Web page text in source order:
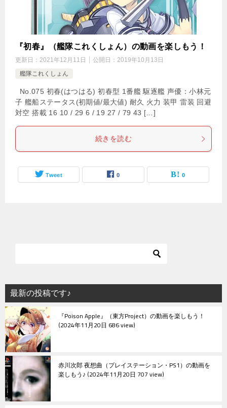
『初春』（艦隊これくしょん）の動画を楽しもう！
更新日： 2021年12月11日 公開日： 2019年10月13日
艦隊これくしょん
No.075 初春(はつはる) 初春型 1番艦 駆逐艦 声優：小林元
子 艦船ステータス(初期値/最大値) 耐久 火力 装甲 雷装 回避
対空 搭載 16 10 / 29 6 / 19 27 / 79 43 […]
続きを読む
Tweet 0 0
最新の投稿です♪
『Poison Apple』（東方Project）の動画を楽しもう！
2024年11月20日 686 view
赤川次郎 夜想曲（プレイステーション・PS1）の動画を
楽しもう♪ 2024年11月20日 707 view